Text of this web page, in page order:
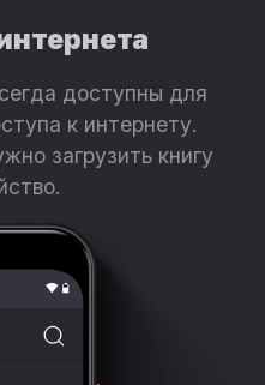
доступны для
к интернету.
загрузить книгу